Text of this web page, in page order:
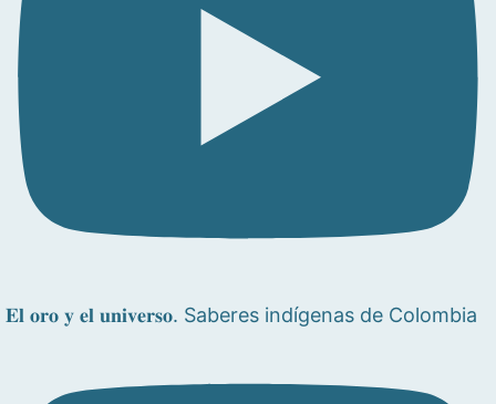
𝐄𝐥 𝐨𝐫𝐨 𝐲 𝐞𝐥 𝐮𝐧𝐢𝐯𝐞𝐫𝐬𝐨. Saberes indígenas de Colombia